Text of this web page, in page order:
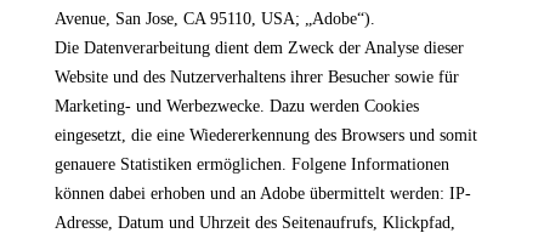
Avenue, San Jose, CA 95110, USA; „Adobe“).
Die Datenverarbeitung dient dem Zweck der Analyse dieser
Website und des Nutzerverhaltens ihrer Besucher sowie für
Marketing- und Werbezwecke. Dazu werden Cookies
eingesetzt, die eine Wiedererkennung des Browsers und somit
genauere Statistiken ermöglichen. Folgene Informationen
können dabei erhoben und an Adobe übermittelt werden: IP-
Adresse, Datum und Uhrzeit des Seitenaufrufs, Klickpfad,